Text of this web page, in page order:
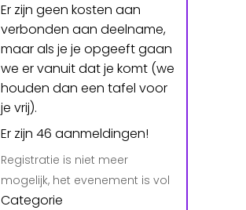
Er zijn geen kosten aan
verbonden aan deelname,
maar als je je opgeeft gaan
we er vanuit dat je komt (we
houden dan een tafel voor
je vrij).
Er zijn 46 aanmeldingen!
Registratie is niet meer
mogelijk, het evenement is vol
Categorie